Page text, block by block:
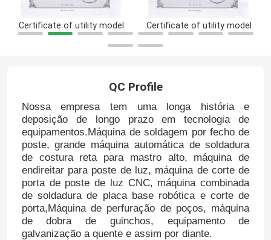
Certificate of utility model Certificate of utility model
QC Profile
Nossa empresa tem uma longa história e
deposição de longo prazo em tecnologia de
equipamentos.Máquina de soldagem por fecho de
poste, grande máquina automática de soldadura
de costura reta para mastro alto, máquina de
endireitar para poste de luz, máquina de corte de
porta de poste de luz CNC, máquina combinada
de soldadura de placa base robótica e corte de
porta,Máquina de perfuração de poços, máquina
de dobra de guinchos, equipamento de
galvanização a quente e assim por diante.